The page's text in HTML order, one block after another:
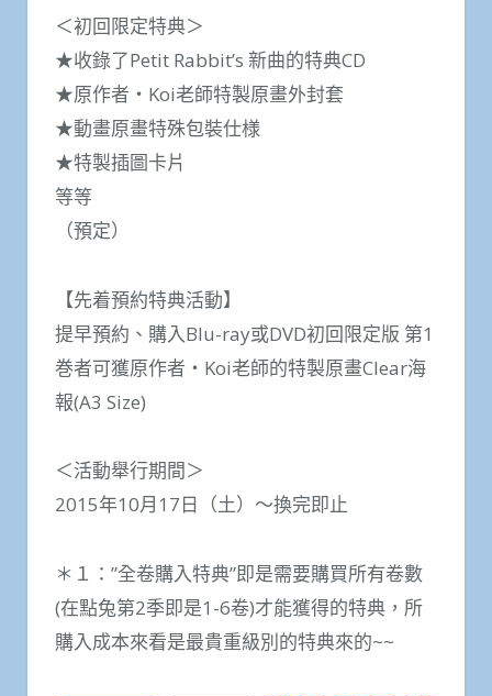
＜初回限定特典＞
★收錄了Petit Rabbit’s 新曲的特典CD
★原作者・Koi老師特製原畫外封套
★動畫原畫特殊包裝仕様
★特製插圖卡片
等等
（預定）
【先着預約特典活動】
提早預約、購入Blu-ray或DVD初回限定版 第1
巻者可獲原作者・Koi老師的特製原畫Clear海
報(A3 Size)
＜活動舉行期間＞
2015年10月17日（土）～換完即止
＊１：”全卷購入特典”即是需要購買所有卷數
(在點兔第2季即是1-6卷)才能獲得的特典，所
購入成本來看是最貴重級別的特典來的~~